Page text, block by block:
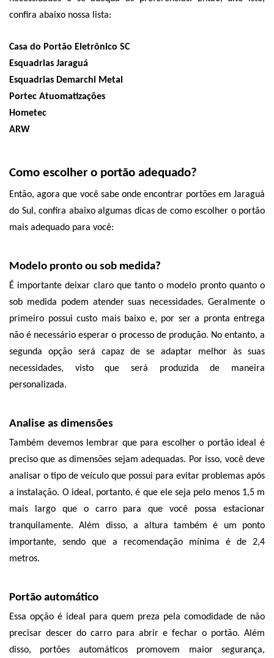
confira abaixo nossa lista:
Casa do Portão Eletrônico SC
Esquadrias Jaraguá
Esquadrias Demarchi Metal
Portec Atuomatizações
Hometec
ARW
Como escolher o portão adequado?
Então, agora que você sabe onde encontrar portões em Jaraguá
do Sul, confira abaixo algumas dicas de como escolher o portão
mais adequado para você:
Modelo pronto ou sob medida?
É importante deixar claro que tanto o modelo pronto quanto o
sob medida podem atender suas necessidades. Geralmente o
primeiro possui custo mais baixo e, por ser a pronta entrega
não é necessário esperar o processo de produção. No entanto, a
segunda opção será capaz de se adaptar melhor às suas
necessidades, visto que será produzida de maneira
personalizada.
Analise as dimensões
Também devemos lembrar que para escolher o portão ideal é
preciso que as dimensões sejam adequadas. Por isso, você deve
analisar o tipo de veículo que possui para evitar problemas após
a instalação. O ideal, portanto, é que ele seja pelo menos 1,5 m
mais largo que o carro para que você possa estacionar
tranquilamente. Além disso, a altura também é um ponto
importante, sendo que a recomendação mínima é de 2,4
metros.
Portão automático
Essa opção é ideal para quem preza pela comodidade de não
precisar descer do carro para abrir e fechar o portão. Além
disso, portões automáticos promovem maior segurança,